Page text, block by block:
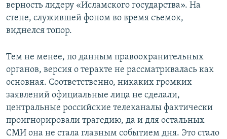
верность лидеру «Исламского государства». На
стене, служившей фоном во время съемок,
виднелся топор.
Тем не менее, по данным правоохранительных
органов, версия о теракте не рассматривалась как
основная. Соответственно, никаких громких
заявлений официальные лица не сделали,
центральные российские телеканалы фактически
проигнорировали трагедию, да и для остальных
СМИ она не стала главным событием дня. Это стало